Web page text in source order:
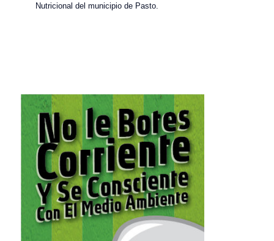
Nutricional del municipio de Pasto.